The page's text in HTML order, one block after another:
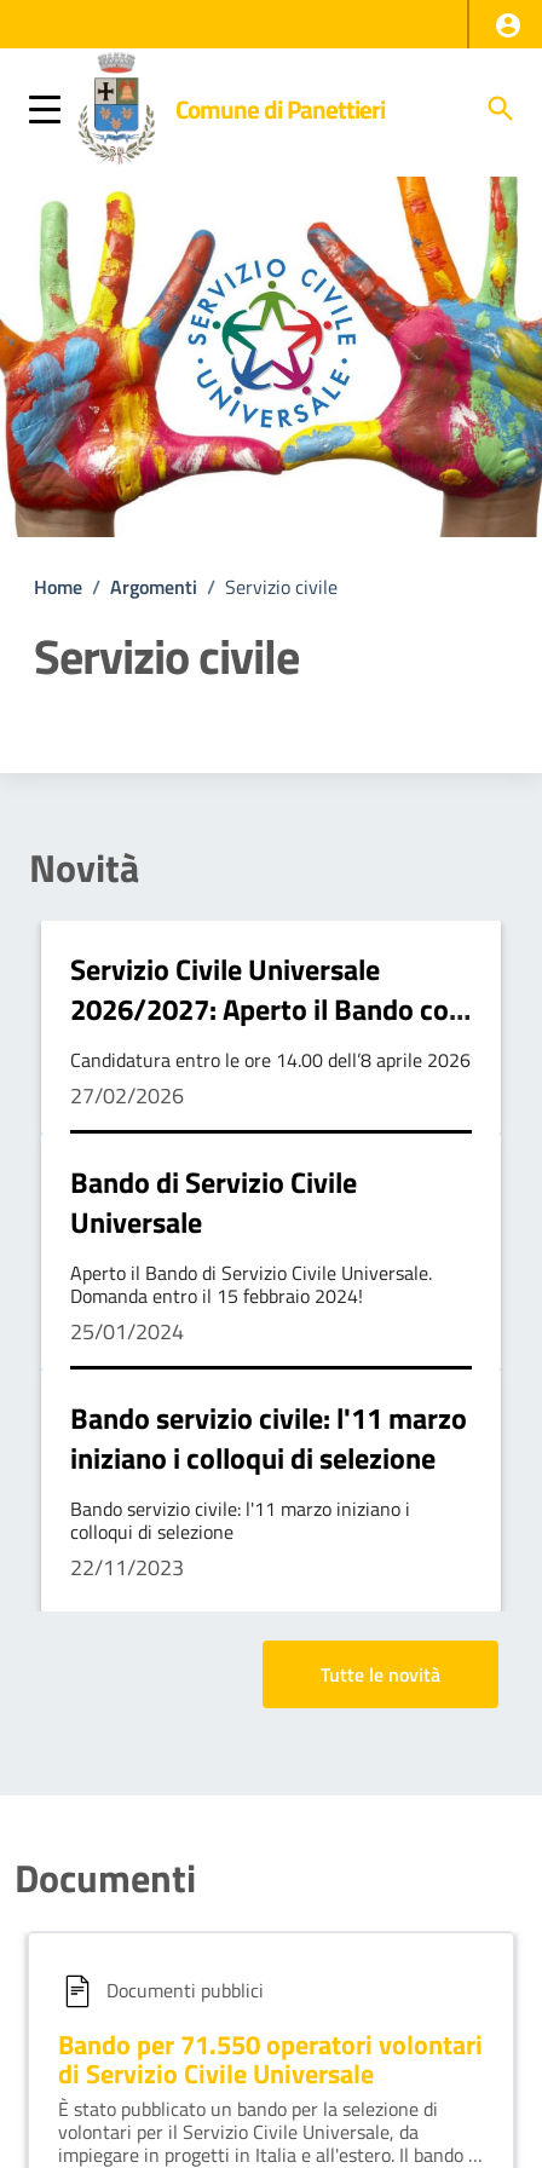
Comune di Panettieri
Home / Argomenti / Servizio civile
Servizio civile
Novità
Servizio Civile Universale
2026/2027: Aperto il Bando con
6 Posti a Panettieri
Candidatura entro le ore 14.00 dell’8 aprile 2026
27/02/2026
Bando di Servizio Civile
Universale
Aperto il Bando di Servizio Civile Universale.
Domanda entro il 15 febbraio 2024!
25/01/2024
Bando servizio civile: l'11 marzo
iniziano i colloqui di selezione
Bando servizio civile: l'11 marzo iniziano i
colloqui di selezione
22/11/2023
Tutte le novità
Documenti
Documenti pubblici
Bando per 71.550 operatori volontari
di Servizio Civile Universale
È stato pubblicato un bando per la selezione di
volontari per il Servizio Civile Universale, da
impiegare in progetti in Italia e all'estero. Il bando fa